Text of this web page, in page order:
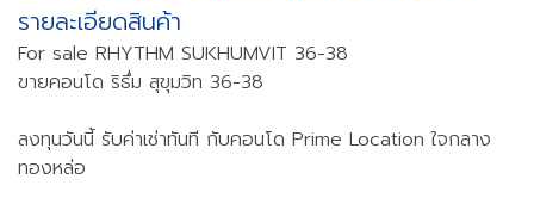
รายละเอียดสินค้า
For sale RHYTHM SUKHUMVIT 36-38
ขายคอนโด ริธึ่ม สุขุมวิท 36-38
ลงทุนวันนี้ รับค่าเช่าทันที กับคอนโด Prime Location ใจกลาง
ทองหล่อ